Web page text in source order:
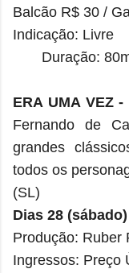
Balcão R$ 30 /
Indicação: Livre
Duração:
ERA UMA VEZ -
Fernando de
grandes
todos os
(SL)
Dias 28
Produção: Ruber
Ingressos: Preço